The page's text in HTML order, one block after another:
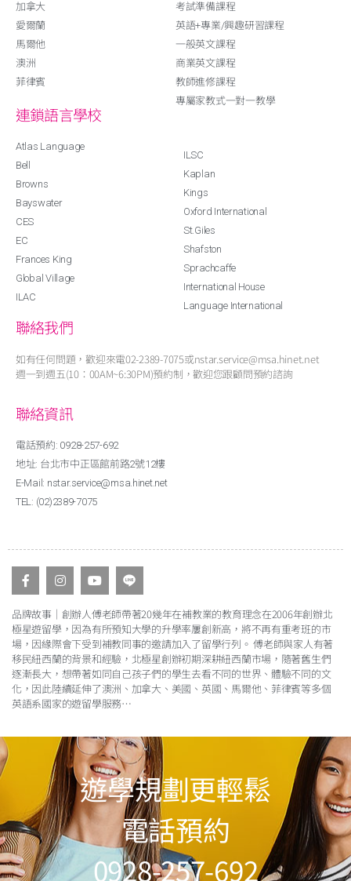
加拿大
愛爾蘭
馬爾他
澳洲
菲律賓
考試準備課程
英語+專業/興趣研習課程
一般英文課程
商業英文課程
教師進修課程
專屬家教式一對一教學
連鎖語言學校
Atlas Language
Bell
Browns
Bayswater
CES
EC
Frances King
Global Village
ILAC
ILSC
Kaplan
Kings
Oxford International
St.Giles
Shafston
Sprachcaffe
International House
Language International
聯絡我們
如有任何問題，歡迎來電02-2389-7075或nstar.service@msa.hinet.net
週一到週五(10：00AM~6:30PM)預約制，歡迎您跟顧問預約諮詢
聯絡資訊
電話預約: 0928-257-692
地址: 台北市中正區館前路2號12樓
E-Mail: nstar.service@msa.hinet.net
TEL: (02)2389-7075
品牌故事｜創辦人傅老師帶著20幾年在補教業的教育理念在2006年創辦北
極星遊留學，因為有所預知大學的升學率屢創新高，將不再有重考班的市
場，因緣際會下受到補教同事的邀請加入了留學行列。 傅老師與家人有著
移民紐西蘭的背景和經驗，北極星創辦初期深耕紐西蘭市場，隨著舊生們
逐漸長大，想帶著如同自己孩子們的學生去看不同的世界、體驗不同的文
化，因此陸續延伸了澳洲、加拿大、美國、英國、馬爾他、菲律賓等多個
英語系國家的遊留學服務…
遊學規劃更輕鬆
電話預約
0928-257-692